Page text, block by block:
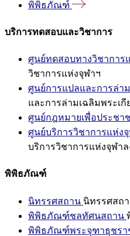
พิพิธภัณฑ์
บริการทดสอบและวิชาการ
ศูนย์ทดสอบทางวิชาการ
วิชาการแห่งจุฬาฯ
ศูนย์การแปลและการล่า
และการล่ามเฉลิมพระเกี
ศูนย์กฎหมายเพื่อประชา
ศูนย์บริการวิชาการแห่ง
บริการวิชาการแห่งจุฬา
พิพิธภัณฑ์
นิทรรศสถาน นิทรรศสถ
พิพิธภัณฑ์ชลทัศนสถาน
พิพิธภัณฑ์พระจุฑาธุชรา